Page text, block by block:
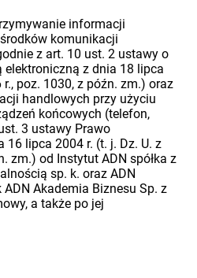
informacji
komunikacji
z art. 10 ust. 2 ustawy o
elektroniczną z dnia 18 lipca
poz. 1030, z późn. zm.) oraz
handlowych przy użyciu
końcowych (telefon,
3 ustawy Prawo
lipca 2004 r. (t. j. Dz. U. z
zm.) od Instytut ADN spółka z
sp. k. oraz ADN
Akademia Biznesu Sp. z
a także po jej